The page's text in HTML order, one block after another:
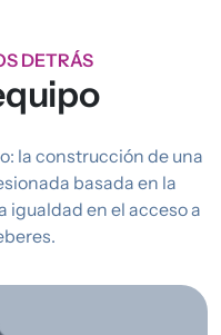
DETRÁS
la construcción de una
basada en la
igualdad en el acceso a